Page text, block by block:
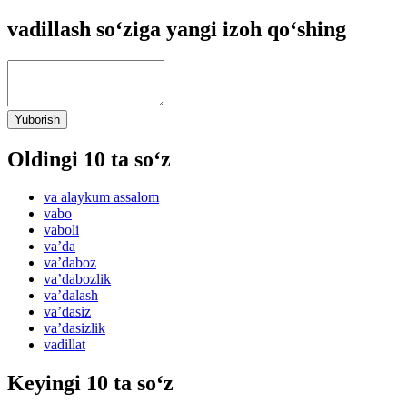
vadillash so‘ziga yangi izoh qo‘shing
Yuborish
Oldingi 10 ta so‘z
va alaykum assalom
vabo
vaboli
vaʼda
vaʼdaboz
vaʼdabozlik
vaʼdalash
vaʼdasiz
vaʼdasizlik
vadillat
Keyingi 10 ta so‘z